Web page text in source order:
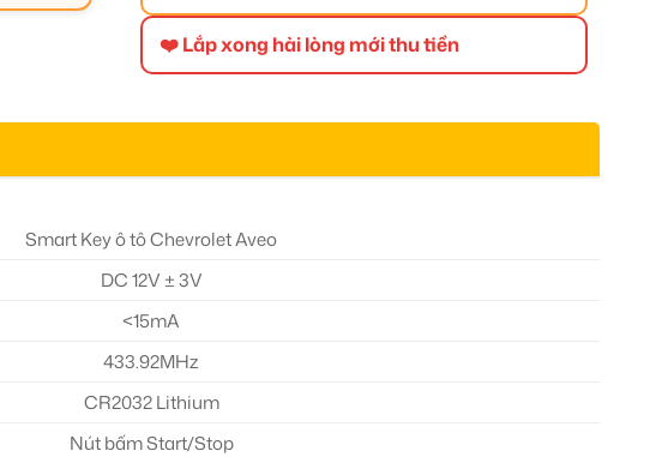
❤️ Lắp xong hài lòng mới thu tiền
Smart Key ô tô Chevrolet Aveo
DC 12V ± 3V
<15mA
433.92MHz
CR2032 Lithium
Nút bấm Start/Stop